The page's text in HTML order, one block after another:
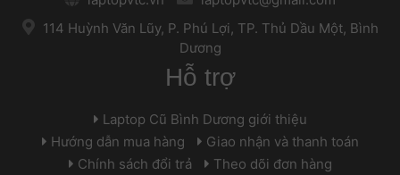
114 Huỳnh Văn Lũy, P. Phú Lợi, TP. Thủ Dầu Một, Bình
Dương
Hỗ trợ
Laptop Cũ Bình Dương giới thiệu
Hướng dẫn mua hàng
Giao nhận và thanh toán
Chính sách đổi trả
Theo dõi đơn hàng